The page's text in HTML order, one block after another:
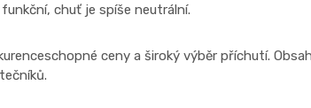
chuť je spíše neutrální.
ceny a široký výběr příchutí.